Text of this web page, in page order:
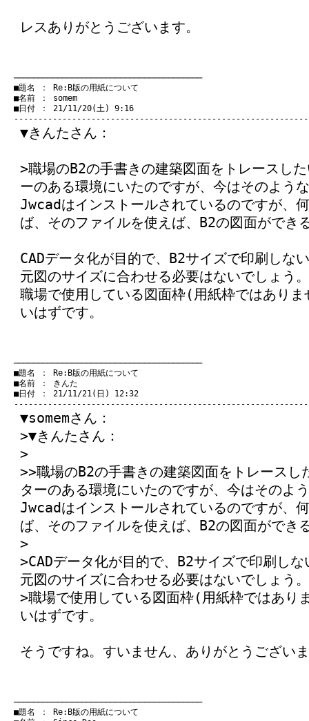
レスありがとうございます。
───────────────────────────────────────
■題名 ： Re:B版の用紙について
■名前 ： somem
■日付 ： 21/11/20(土) 9:16
▼きんたさん：
>職場のB2の手書きの建築図面をトレースし
ーのある環境にいたのですが、今はそのよう
Jwcadはインストールされているのですが、
ば、そのファイルを使えば、B2の図面ができ
CADデータ化が目的で、B2サイズで印刷しな
元図のサイズに合わせる必要はないでしょう。
職場で使用している図面枠(用紙枠ではあり
いはずです。
───────────────────────────────────────
■題名 ： Re:B版の用紙について
■名前 ： きんた
■日付 ： 21/11/21(日) 12:32
▼somemさん：
>▼きんたさん：
>
>>職場のB2の手書きの建築図面をトレースし
ターのある環境にいたのですが、今はそのよ
Jwcadはインストールされているのですが、
ば、そのファイルを使えば、B2の図面ができ
>
>CADデータ化が目的で、B2サイズで印刷し
元図のサイズに合わせる必要はないでしょう。
>職場で使用している図面枠(用紙枠ではあり
いはずです。
そうですね。すいません、ありがとうござい
───────────────────────────────────────
■題名 ： Re:B版の用紙について